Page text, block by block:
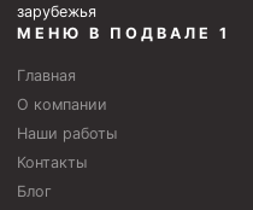
зарубежья
МЕНЮ В ПОДВАЛЕ 1
Главная
О компании
Наши работы
Контакты
Блог